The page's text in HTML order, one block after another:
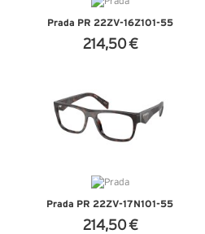
Prada PR 22ZV-16Z1O1-55
214,50 €
Prada PR 22ZV-17N1O1-55
214,50 €